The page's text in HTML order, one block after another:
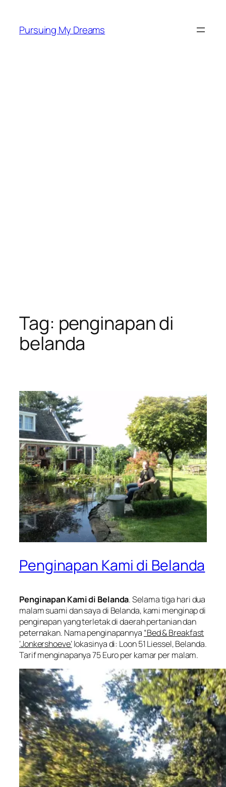
content
Pursuing My Dreams
Tag: penginapan di
belanda
Penginapan Kami di Belanda
Penginapan Kami di Belanda. Selama tiga hari dua
malam suami dan saya di Belanda, kami menginap di
penginapan yang terletak di daerah pertanian dan
peternakan. Nama penginapannya “Bed & Breakfast
‘Jonkershoeve’lokasinya di: Loon 51 Liessel, Belanda.
Tarif menginapanya 75 Euro per kamar per malam.